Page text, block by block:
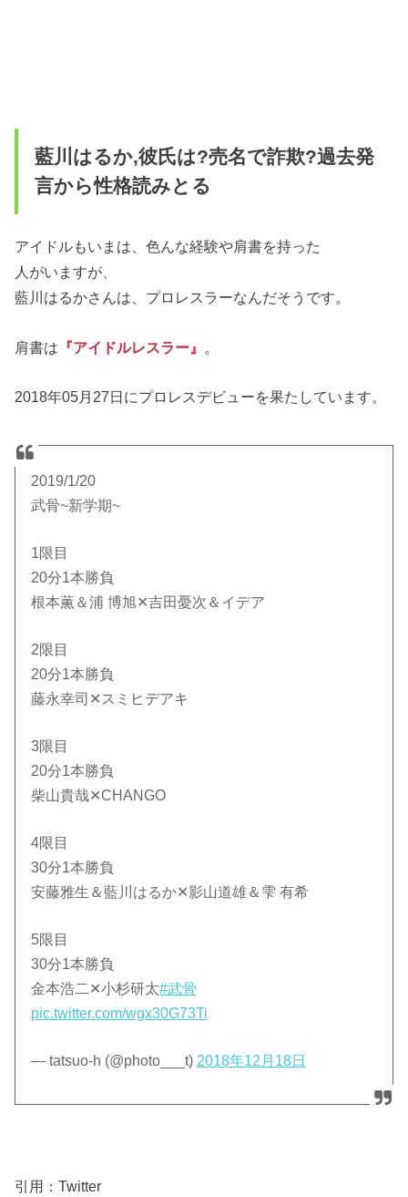
藍川はるか,彼氏は?売名で詐欺?過去発
言から性格読みとる
アイドルもいまは、色んな経験や肩書を持った
人がいますが、
藍川はるかさんは、プロレスラーなんだそうです。
肩書は 『アイドルレスラー』 。
2018年05月27日にプロレスデビューを果たしています。
2019/1/20
武骨~新学期~
1限目
20分1本勝負
根本薫＆浦 博旭✕吉田憂次＆イデア
2限目
20分1本勝負
藤永幸司✕スミヒデアキ
3限目
20分1本勝負
柴山貴哉✕CHANGO
4限目
30分1本勝負
安藤雅生＆藍川はるか✕影山道雄＆雫 有希
5限目
30分1本勝負
金本浩二✕小杉研太#武骨
pic.twitter.com/wgx30G73Ti
— tatsuo-h (@photo___t)2018年12月18日
引用：Twitter